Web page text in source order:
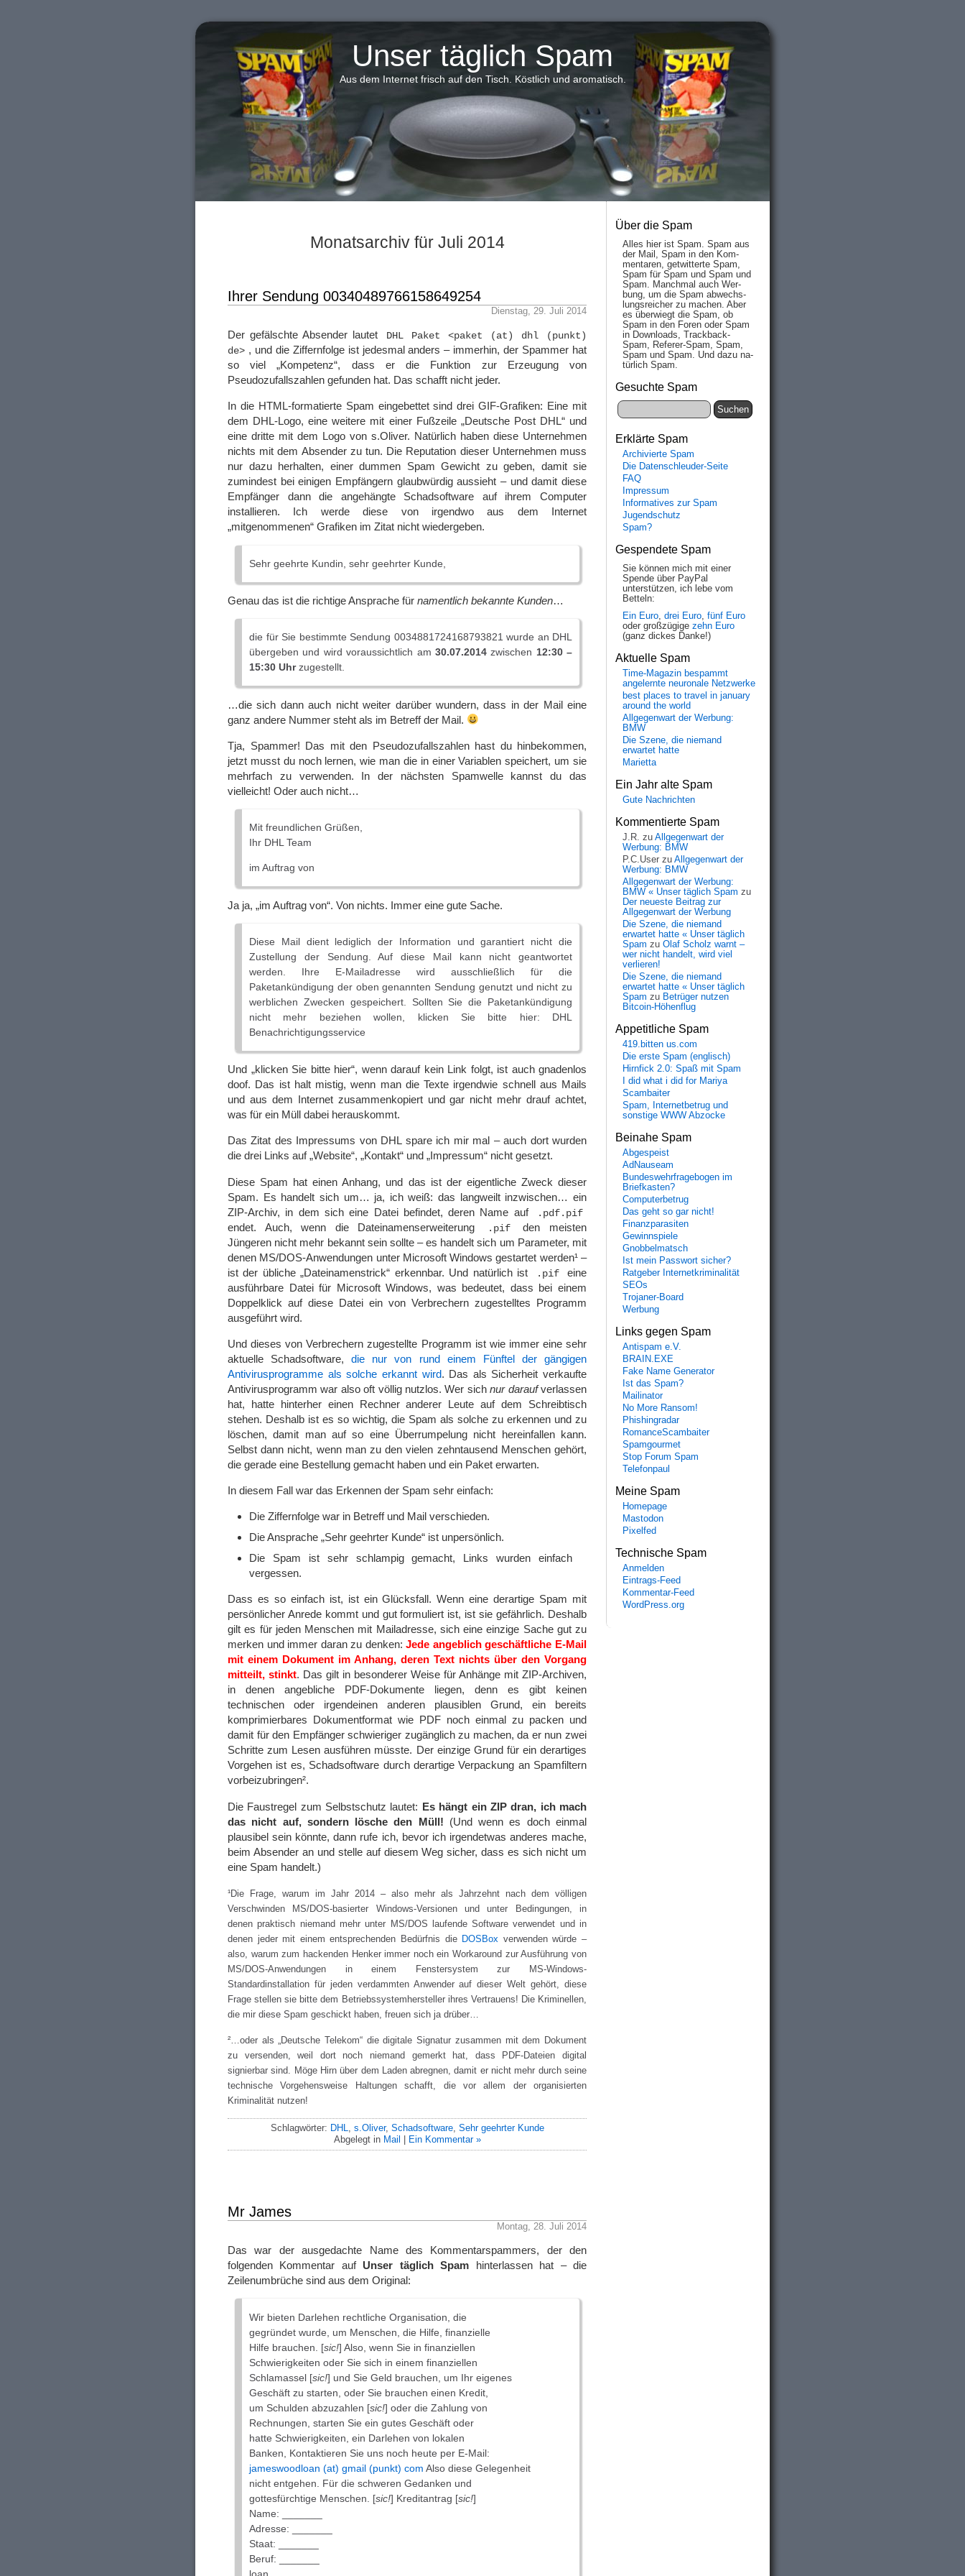
Unser täglich Spam
Aus dem Internet frisch auf den Tisch. Köstlich und aromatisch.
Monatsarchiv für Juli 2014
Ihrer Sendung 00340489766158649254
Dienstag, 29. Juli 2014
Der gefälschte Absender lautet
DHL Paket <paket (at) dhl (punkt)
de> , und die Ziffernfolge ist jedesmal anders – immerhin, der Spammer hat
so viel „Kompetenz“, dass er die Funktion zur Erzeugung von
Pseudozufallszahlen gefunden hat. Das schafft nicht jeder.
In die HTML-formatierte Spam eingebettet sind drei GIF-Grafiken: Eine mit
dem DHL-Logo, eine weitere mit einer Fußzeile „Deutsche Post DHL“ und
eine dritte mit dem Logo von s.Oliver. Natürlich haben diese Unternehmen
nichts mit dem Absender zu tun. Die Reputation dieser Unternehmen muss
nur dazu herhalten, einer dummen Spam Gewicht zu geben, damit sie
zumindest bei einigen Empfängern glaubwürdig aussieht – und damit diese
Empfänger dann die angehängte Schadsoftware auf ihrem Computer
installieren. Ich werde diese von irgendwo aus dem Internet
„mitgenommenen“ Grafiken im Zitat nicht wiedergeben.
Sehr geehrte Kundin, sehr geehrter Kunde,
Genau das ist die richtige Ansprache für namentlich bekannte Kunden…
die für Sie bestimmte Sendung 0034881724168793821 wurde an DHL
übergeben und wird voraussichtlich am 30.07.2014zwischen 12:30 –
15:30 Uhrzugestellt.
…die sich dann auch nicht weiter darüber wundern, dass in der Mail eine
ganz andere Nummer steht als im Betreff der Mail.
Tja, Spammer! Das mit den Pseudozufallszahlen hast du hinbekommen,
jetzt musst du noch lernen, wie man die in einer Variablen speichert, um sie
mehrfach zu verwenden. In der nächsten Spamwelle kannst du das
vielleicht! Oder auch nicht…
Mit freundlichen Grüßen,
Ihr DHL Team
im Auftrag von
Ja ja, „im Auftrag von“. Von nichts. Immer eine gute Sache.
Diese Mail dient lediglich der Information und garantiert nicht die
Zustellung der Sendung. Auf diese Mail kann nicht geantwortet
werden. Ihre E-Mailadresse wird ausschließlich für die
Paketankündigung der oben genannten Sendung genutzt und nicht zu
werblichen Zwecken gespeichert. Sollten Sie die Paketankündigung
nicht mehr beziehen wollen, klicken Sie bitte hier: DHL
Benachrichtigungsservice
Und „klicken Sie bitte hier“, wenn darauf kein Link folgt, ist auch gnadenlos
doof. Das ist halt mistig, wenn man die Texte irgendwie schnell aus Mails
und aus dem Internet zusammenkopiert und gar nicht mehr drauf achtet,
was für ein Müll dabei herauskommt.
Das Zitat des Impressums von DHL spare ich mir mal – auch dort wurden
die drei Links auf „Website“, „Kontakt“ und „Impressum“ nicht gesetzt.
Diese Spam hat einen Anhang, und das ist der eigentliche Zweck dieser
Spam. Es handelt sich um… ja, ich weiß: das langweilt inzwischen… ein
ZIP-Archiv, in dem sich eine Datei befindet, deren Name auf
.pdf.pif
endet. Auch, wenn die Dateinamenserweiterung .pif
den meisten
Jüngeren nicht mehr bekannt sein sollte – es handelt sich um Parameter, mit
denen MS/DOS-Anwendungen unter Microsoft Windows gestartet werden¹ –
ist der übliche „Dateinamenstrick“ erkennbar. Und natürlich ist
.pif
eine
ausführbare Datei für Microsoft Windows, was bedeutet, dass bei einem
Doppelklick auf diese Datei ein von Verbrechern zugestelltes Programm
ausgeführt wird.
Und dieses von Verbrechern zugestellte Programm ist wie immer eine sehr
aktuelle Schadsoftware,die nur von rund einem Fünftel der gängigen
Antivirusprogramme als solche erkannt wird. Das als Sicherheit verkaufte
Antivirusprogramm war also oft völlig nutzlos. Wer sichnur daraufverlassen
hat, hatte hinterher einen Rechner anderer Leute auf dem Schreibtisch
stehen. Deshalb ist es so wichtig, die Spam als solche zu erkennen und zu
löschen, damit man auf so eine Überrumpelung nicht hereinfallen kann.
Selbst dann nicht, wenn man zu den vielen zehntausend Menschen gehört,
die gerade eine Bestellung gemacht haben und ein Paket erwarten.
In diesem Fall war das Erkennen der Spam sehr einfach:
Die Ziffernfolge war in Betreff und Mail verschieden.
Die Ansprache „Sehr geehrter Kunde“ ist unpersönlich.
Die Spam ist sehr schlampig gemacht, Links wurden einfach
vergessen.
Dass es so einfach ist, ist ein Glücksfall. Wenn eine derartige Spam mit
persönlicher Anrede kommt und gut formuliert ist, ist sie gefährlich. Deshalb
gilt es für jeden Menschen mit Mailadresse, sich eine einzige Sache gut zu
merken und immer daran zu denken:Jede angeblich geschäftliche E-Mail
mit einem Dokument im Anhang, deren Text nichts über den Vorgang
mitteilt, stinkt. Das gilt in besonderer Weise für Anhänge mit ZIP-Archiven,
in denen angebliche PDF-Dokumente liegen, denn es gibt keinen
technischen oder irgendeinen anderen plausiblen Grund, ein bereits
komprimierbares Dokumentformat wie PDF noch einmal zu packen und
damit für den Empfänger schwieriger zugänglich zu machen, da er nun zwei
Schritte zum Lesen ausführen müsste. Der einzige Grund für ein derartiges
Vorgehen ist es, Schadsoftware durch derartige Verpackung an Spamfiltern
vorbeizubringen².
Die Faustregel zum Selbstschutz lautet: Es hängt ein ZIP dran, ich mach
das nicht auf, sondern lösche den Müll! (Und wenn es doch einmal
plausibel sein könnte, dann rufe ich, bevor ich irgendetwas anderes mache,
beim Absender an und stelle auf diesem Weg sicher, dass es sich nicht um
eine Spam handelt.)
¹Die Frage, warum im Jahr 2014 – also mehr als Jahrzehnt nach dem völligen
Verschwinden MS/DOS-basierter Windows-Versionen und unter Bedingungen, in
denen praktisch niemand mehr unter MS/DOS laufende Software verwendet und in
denen jeder mit einem entsprechenden Bedürfnis die DOSBox verwenden würde –
also, warum zum hackenden Henker immer noch ein Workaround zur Ausführung von
MS/DOS-Anwendungen in einem Fenstersystem zur MS-Windows-
Standardinstallation für jeden verdammten Anwender auf dieser Welt gehört, diese
Frage stellen sie bitte dem Betriebssystemhersteller ihres Vertrauens! Die Kriminellen,
die mir diese Spam geschickt haben, freuen sich ja drüber…
²…oder als „Deutsche Telekom“ die digitale Signatur zusammen mit dem Dokument
zu versenden, weil dort noch niemand gemerkt hat, dass PDF-Dateien digital
signierbar sind. Möge Hirn über dem Laden abregnen, damit er nicht mehr durch seine
technische Vorgehensweise Haltungen schafft, die vor allem der organisierten
Kriminalität nutzen!
Schlagwörter: DHL, s.Oliver, Schadsoftware, Sehr geehrter Kunde
Abgelegt in Mail Ein Kommentar »
Mr James
Montag, 28. Juli 2014
Das war der ausgedachte Name des Kommentarspammers, der den
folgenden Kommentar auf Unser täglich Spam hinterlassen hat – die
Zeilenumbrüche sind aus dem Original:
Wir bieten Darlehen rechtliche Organisation, die
gegründet wurde, um Menschen, die Hilfe, finanzielle
Hilfe brauchen. [sic!] Also, wenn Sie in finanziellen
Schwierigkeiten oder Sie sich in einem finanziellen
Schlamassel [sic!] und Sie Geld brauchen, um Ihr eigenes
Geschäft zu starten, oder Sie brauchen einen Kredit,
um Schulden abzuzahlen [sic!] oder die Zahlung von
Rechnungen, starten Sie ein gutes Geschäft oder
hatte Schwierigkeiten, ein Darlehen von lokalen
Banken, Kontaktieren Sie uns noch heute per E-Mail:
jameswoodloan (at) gmail (punkt) com Also diese Gelegenheit
nicht entgehen. Für die schweren Gedanken und
gottesfürchtige Menschen. [sic!] Kreditantrag [sic!]
Name: _______
Adresse: _______
Staat: _______
Beruf: _______
loan________
Über die Spam
Alles hier ist Spam. Spam aus
der Mail, Spam in den Kom­
men­taren, ge­twit­ter­te Spam,
Spam für Spam und Spam und
Spam. Manch­mal auch Wer­
bung, um die Spam ab­wechs­
lungs­reich­er zu mach­en. Aber
es über­wiegt die Spam, ob
Spam in den Fo­ren oder Spam
in Down­loads, Track­back-
Spam, Re­fe­rer-Spam, Spam,
Spam und Spam. Und da­zu na­
tür­lich Spam.
Gesuchte Spam
Erklärte Spam
Archivierte Spam
Die Datenschleuder-Seite
FAQ
Impressum
Informatives zur Spam
Jugendschutz
Spam?
Gespendete Spam
Sie können mich mit einer
Spende über PayPal
unterstützen, ich lebe vom
Betteln:
Ein Euro, drei Euro, fünf Euro
oder großzügige zehn Euro
(ganz dickes Danke!)
Aktuelle Spam
Time-Magazin bespammt
angelernte neuronale Netzwerke
best places to travel in january
around the world
Allgegenwart der Werbung:
BMW
Die Szene, die niemand
erwartet hatte
Marietta
Ein Jahr alte Spam
Gute Nachrichten
Kommentierte Spam
J.R. zu Allgegenwart der
Werbung: BMW
P.C.User zu Allgegenwart der
Werbung: BMW
Allgegenwart der Werbung:
BMW « Unser täglich Spam zu
Der neueste Beitrag zur
Allgegenwart der Werbung
Die Szene, die niemand
erwartet hatte « Unser täglich
Spam zu Olaf Scholz warnt –
wer nicht handelt, wird viel
verlieren!
Die Szene, die niemand
erwartet hatte « Unser täglich
Spam zu Betrüger nutzen
Bitcoin-Höhenflug
Appetitliche Spam
419.bitten us.com
Die erste Spam (englisch)
Hirnfick 2.0: Spaß mit Spam
I did what i did for Mariya
Scambaiter
Spam, Internetbetrug und
sonstige WWW Abzocke
Beinahe Spam
Abgespeist
AdNauseam
Bundeswehrfragebogen im
Briefkasten?
Computerbetrug
Das geht so gar nicht!
Finanzparasiten
Gewinnspiele
Gnobbelmatsch
Ist mein Passwort sicher?
Ratgeber Internetkriminalität
SEOs
Trojaner-Board
Werbung
Links gegen Spam
Antispam e.V.
BRAIN.EXE
Fake Name Generator
Ist das Spam?
Mailinator
No More Ransom!
Phishingradar
RomanceScambaiter
Spamgourmet
Stop Forum Spam
Telefonpaul
Meine Spam
Homepage
Mastodon
Pixelfed
Technische Spam
Anmelden
Eintrags-Feed
Kommentar-Feed
WordPress.org